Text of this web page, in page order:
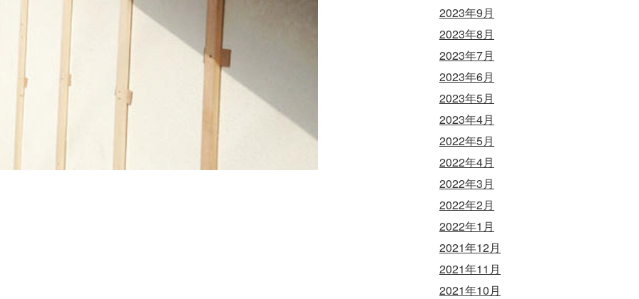
2023年9月
2023年8月
2023年7月
2023年6月
2023年5月
2023年4月
2022年5月
2022年4月
2022年3月
2022年2月
2022年1月
2021年12月
2021年11月
2021年10月